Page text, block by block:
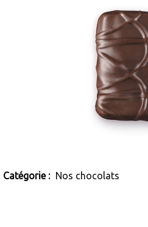
Catégorie : Nos chocolats